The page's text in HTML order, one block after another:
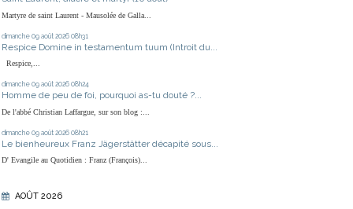
Martyre de saint Laurent - Mausolée de Galla...
dimanche 09 août 2026 08h31
Respice Domine in testamentum tuum (Introit du...
Respice,...
dimanche 09 août 2026 08h24
Homme de peu de foi, pourquoi as-tu douté ?...
De l'abbé Christian Laffargue, sur son blog :...
dimanche 09 août 2026 08h21
Le bienheureux Franz Jägerstätter décapité sous...
D' Evangile au Quotidien : Franz (François)...
AOÛT 2026